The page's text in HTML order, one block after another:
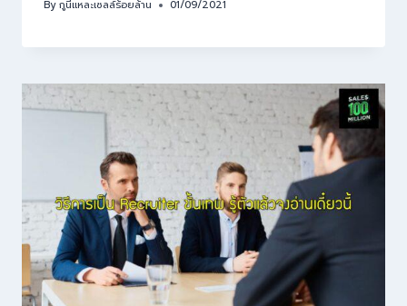
Byกูนี่แหละเซลล์ร้อยล้าน 01/09/2021